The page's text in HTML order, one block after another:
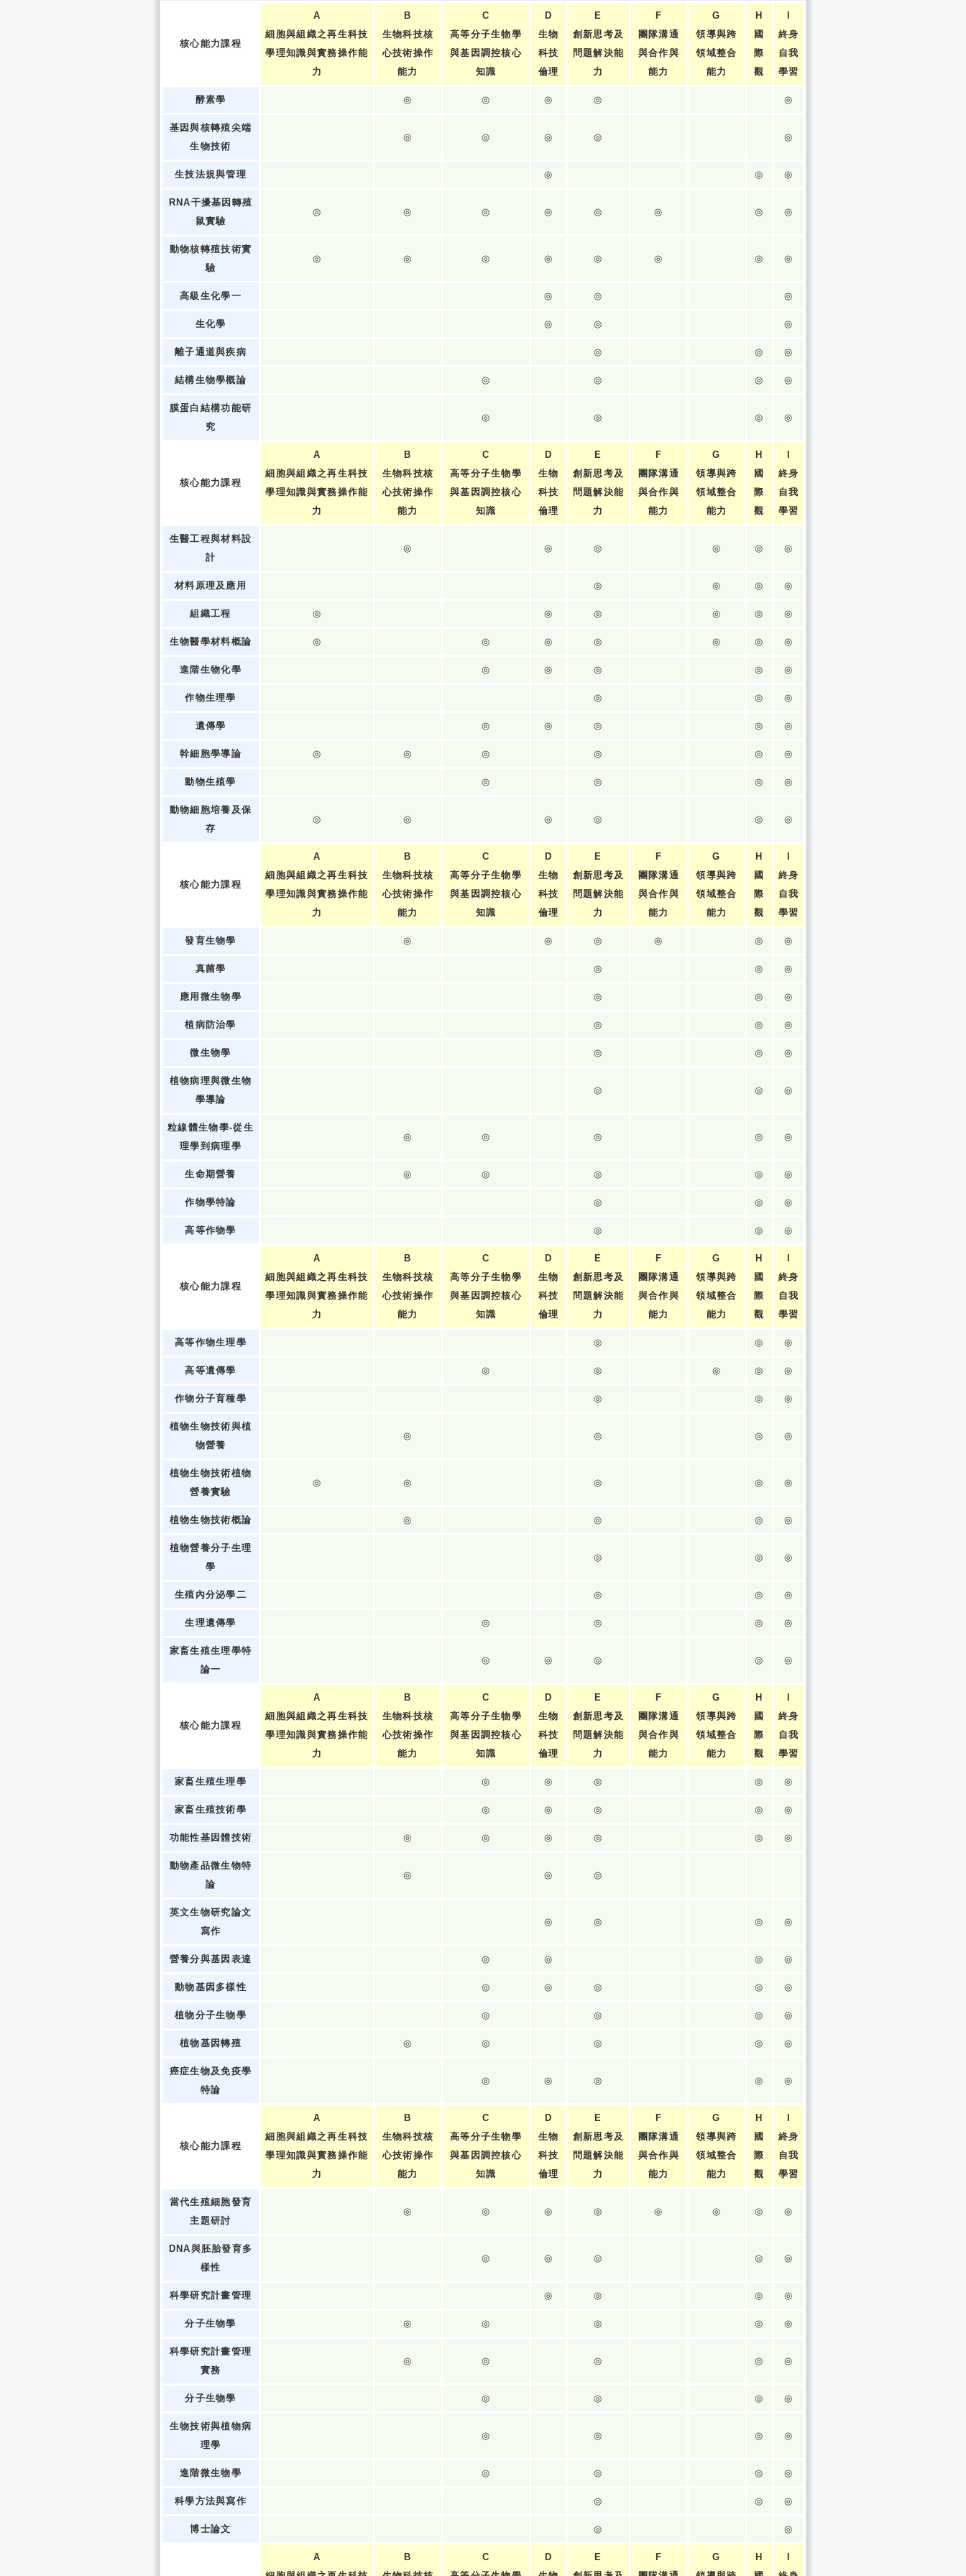
核心能力課程
A
細胞與組織之再生科技
學理知識與實務操作能
力
B
生物科技核
心技術操作
能力
C
高等分子生物學
與基因調控核心
知識
D
生物
科技
倫理
E
創新思考及
問題解決能
力
F
團隊溝通
與合作與
能力
G
領導與跨
領域整合
能力
H
國
際
觀
終身
自我
學習
酵素學 ◎ ◎ ◎ ◎ ◎
基因與核轉殖尖端
生物技術
◎ ◎ ◎ ◎ ◎
生技法規與管理 ◎ ◎ ◎
RNA干擾基因轉殖
鼠實驗
◎ ◎ ◎ ◎ ◎ ◎ ◎ ◎
動物核轉殖技術實
驗
◎ ◎ ◎ ◎ ◎ ◎ ◎ ◎
高級生化學一 ◎ ◎ ◎
生化學 ◎ ◎ ◎
離子通道與疾病 ◎ ◎ ◎
結構生物學概論 ◎ ◎ ◎ ◎
膜蛋白結構功能研
究
◎ ◎ ◎ ◎
核心能力課程
A
細胞與組織之再生科技
學理知識與實務操作能
力
B
生物科技核
心技術操作
能力
C
高等分子生物學
與基因調控核心
知識
D
生物
科技
倫理
E
創新思考及
問題解決能
力
F
團隊溝通
與合作與
能力
G
領導與跨
領域整合
能力
H
國
際
觀
終身
自我
學習
生醫工程與材料設
計
◎ ◎ ◎ ◎ ◎ ◎
材料原理及應用 ◎ ◎ ◎ ◎
組織工程 ◎ ◎ ◎ ◎ ◎ ◎
生物醫學材料概論 ◎ ◎ ◎ ◎ ◎ ◎ ◎
進階生物化學 ◎ ◎ ◎ ◎ ◎
作物生理學 ◎ ◎ ◎
遺傳學 ◎ ◎ ◎ ◎ ◎
幹細胞學導論 ◎ ◎ ◎ ◎ ◎ ◎
動物生殖學 ◎ ◎ ◎ ◎
動物細胞培養及保
存
◎ ◎ ◎ ◎ ◎ ◎
核心能力課程
A
細胞與組織之再生科技
學理知識與實務操作能
力
B
生物科技核
心技術操作
能力
C
高等分子生物學
與基因調控核心
知識
D
生物
科技
倫理
E
創新思考及
問題解決能
力
F
團隊溝通
與合作與
能力
G
領導與跨
領域整合
能力
H
國
際
觀
終身
自我
學習
發育生物學 ◎ ◎ ◎ ◎ ◎ ◎
真菌學 ◎ ◎ ◎
應用微生物學 ◎ ◎ ◎
植病防治學 ◎ ◎ ◎
微生物學 ◎ ◎ ◎
植物病理與微生物
學導論
◎ ◎ ◎
粒線體生物學-從生
理學到病理學
◎ ◎ ◎ ◎ ◎
生命期營養 ◎ ◎ ◎ ◎ ◎
作物學特論 ◎ ◎ ◎
高等作物學 ◎ ◎ ◎
核心能力課程
A
細胞與組織之再生科技
學理知識與實務操作能
力
B
生物科技核
心技術操作
能力
C
高等分子生物學
與基因調控核心
知識
D
生物
科技
倫理
E
創新思考及
問題解決能
力
F
團隊溝通
與合作與
能力
G
領導與跨
領域整合
能力
H
國
際
觀
終身
自我
學習
高等作物生理學 ◎ ◎ ◎
高等遺傳學 ◎ ◎ ◎ ◎ ◎
作物分子育種學 ◎ ◎ ◎
植物生物技術與植
物營養
◎ ◎ ◎ ◎
植物生物技術植物
營養實驗
◎ ◎ ◎ ◎ ◎
植物生物技術概論 ◎ ◎ ◎ ◎
植物營養分子生理
學
◎ ◎ ◎
生殖內分泌學二 ◎ ◎ ◎
生理遺傳學 ◎ ◎ ◎ ◎
家畜生殖生理學特
論一
◎ ◎ ◎ ◎ ◎
核心能力課程
A
細胞與組織之再生科技
學理知識與實務操作能
力
B
生物科技核
心技術操作
能力
C
高等分子生物學
與基因調控核心
知識
D
生物
科技
倫理
E
創新思考及
問題解決能
力
F
團隊溝通
與合作與
能力
G
領導與跨
領域整合
能力
H
國
際
觀
終身
自我
學習
家畜生殖生理學 ◎ ◎ ◎ ◎ ◎
家畜生殖技術學 ◎ ◎ ◎ ◎ ◎
功能性基因體技術 ◎ ◎ ◎ ◎ ◎ ◎
動物產品微生物特
論
◎ ◎ ◎
英文生物研究論文
寫作
◎ ◎ ◎ ◎
營養分與基因表達 ◎ ◎ ◎ ◎
動物基因多樣性 ◎ ◎ ◎ ◎ ◎
植物分子生物學 ◎ ◎ ◎ ◎
植物基因轉殖 ◎ ◎ ◎ ◎ ◎
癌症生物及免疫學
特論
◎ ◎ ◎ ◎ ◎
核心能力課程
A
細胞與組織之再生科技
學理知識與實務操作能
力
B
生物科技核
心技術操作
能力
C
高等分子生物學
與基因調控核心
知識
D
生物
科技
倫理
E
創新思考及
問題解決能
力
F
團隊溝通
與合作與
能力
G
領導與跨
領域整合
能力
H
國
際
觀
終身
自我
學習
當代生殖細胞發育
主題研討
◎ ◎ ◎ ◎ ◎ ◎ ◎ ◎
DNA與胚胎發育多
樣性
◎ ◎ ◎ ◎ ◎
科學研究計畫管理 ◎ ◎ ◎ ◎
分子生物學 ◎ ◎ ◎ ◎ ◎
科學研究計畫管理
實務
◎ ◎ ◎ ◎ ◎
分子生物學 ◎ ◎ ◎ ◎
生物技術與植物病
理學
◎ ◎ ◎ ◎
進階微生物學 ◎ ◎ ◎ ◎
科學方法與寫作 ◎ ◎ ◎
博士論文 ◎ ◎
A
B
C
D
E
F
G
H